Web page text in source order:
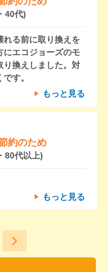
40代)
れる前に取り換えを
にエコジョーズのモ
り換えしました。対
す。
もっと見る
約のため
80代以上)
もっと見る